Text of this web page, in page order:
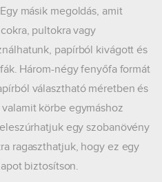
másik megoldás, amit
pultokra vagy
papírból kivágott és
Három-négy fenyőfa formát
választható méretben és
körbe egymáshoz
egy szobanövény
ragaszthatjuk, hogy ez egy
biztosítson.